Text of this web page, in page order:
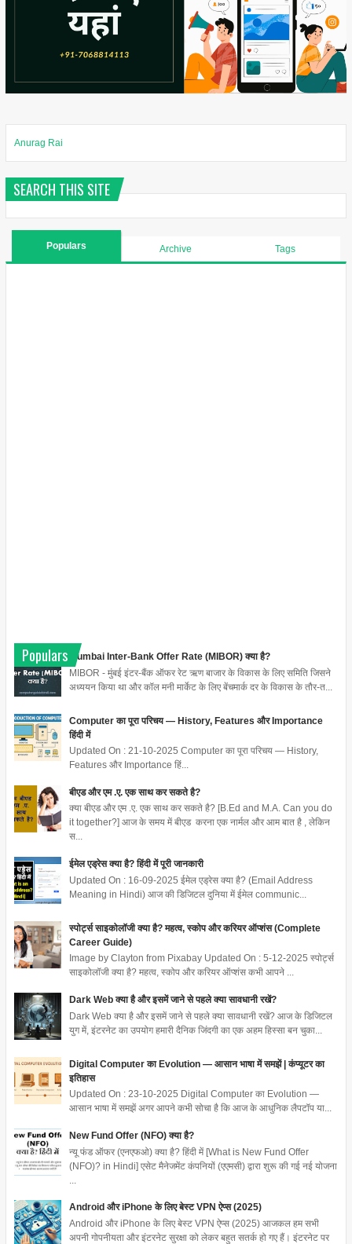
Anurag Rai
SEARCH THIS SITE
Populars Archive Tags
Populars
Mumbai Inter-Bank Offer Rate (MIBOR) क्या है?
MIBOR - मुंबई इंटर-बैंक ऑफर रेट ऋण बाजार के विकास के लिए समिति जिसने
अध्ययन किया था और कॉल मनी मार्केट के लिए बेंचमार्क दर के विकास के तौर-त...
Computer का पूरा परिचय — History, Features और Importance
हिंदी में
Updated On : 21-10-2025 Computer का पूरा परिचय — History,
Features और Importance हिं...
बीएड और एम .ए. एक साथ कर सकते है?
क्या बीएड और एम .ए. एक साथ कर सकते है? [B.Ed and M.A. Can you do
it together?] आज के समय में बीएड करना एक नार्मल और आम बात है , लेकिन
स...
ईमेल एड्रेस क्या है? हिंदी में पूरी जानकारी
Updated On : 16-09-2025 ईमेल एड्रेस क्या है? (Email Address
Meaning in Hindi) आज की डिजिटल दुनिया में ईमेल communic...
स्पोर्ट्स साइकोलॉजी क्या है? महत्व, स्कोप और करियर ऑप्शंस (Complete
Career Guide)
Image by Clayton from Pixabay Updated On : 5-12-2025 स्पोर्ट्स
साइकोलॉजी क्या है? महत्व, स्कोप और करियर ऑप्शंस कभी आपने ...
Dark Web क्या है और इसमें जाने से पहले क्या सावधानी रखें?
Dark Web क्या है और इसमें जाने से पहले क्या सावधानी रखें? आज के डिजिटल
युग में, इंटरनेट का उपयोग हमारी दैनिक जिंदगी का एक अहम हिस्सा बन चुका...
Digital Computer का Evolution — आसान भाषा में समझें | कंप्यूटर का
इतिहास
Updated On : 23-10-2025 Digital Computer का Evolution —
आसान भाषा में समझें अगर आपने कभी सोचा है कि आज के आधुनिक लैपटॉप या...
New Fund Offer (NFO) क्या है?
न्यू फंड ऑफर (एनएफओ) क्या है? हिंदी में [What is New Fund Offer
(NFO)? in Hindi] एसेट मैनेजमेंट कंपनियों (एएमसी) द्वारा शुरू की गई नई योजना
Android और iPhone के लिए बेस्ट VPN ऐप्स (2025)
Android और iPhone के लिए बेस्ट VPN ऐप्स (2025) आजकल हम सभी
अपनी गोपनीयता और इंटरनेट सुरक्षा को लेकर बहुत सतर्क हो गए हैं। इंटरनेट पर